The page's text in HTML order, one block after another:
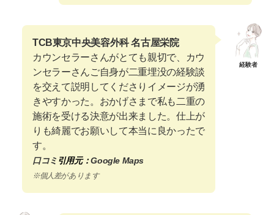
経験者
TCB東京中央美容外科 名古屋栄院
カウンセラーさんがとても親切で、カウ
ンセラーさんご自身が二重埋没の経験談
を交えて説明してくださりイメージが湧
きやすかった。おかげさまで私も二重の
施術を受ける決意が出来ました。仕上が
りも綺麗でお願いして本当に良かったで
す。
口コミ 引用元：Google Maps
※個人差があります